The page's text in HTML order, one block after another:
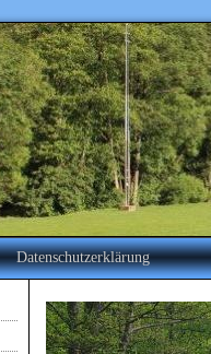
Datenschutzerklärung